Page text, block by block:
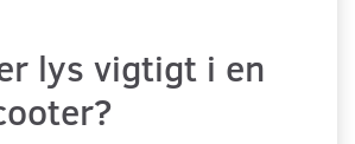
lys vigtigt i en